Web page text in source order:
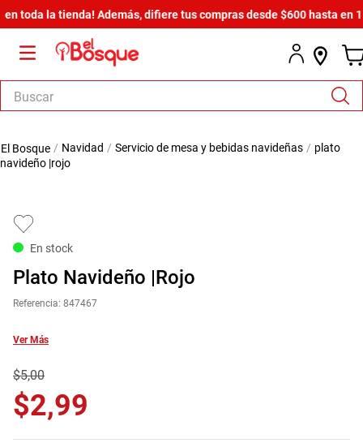
la tienda! Además, difiere tus compras desde $600 hasta en 12
Buscar
navidad servicio de mesa y bebidas navideñas
plato
navideño |rojo
En stock
Plato Navideño |Rojo
Referencia: 847467
Ver Más
$5,00
$2,99
1.
salas
.
9.
havana master
10. camas